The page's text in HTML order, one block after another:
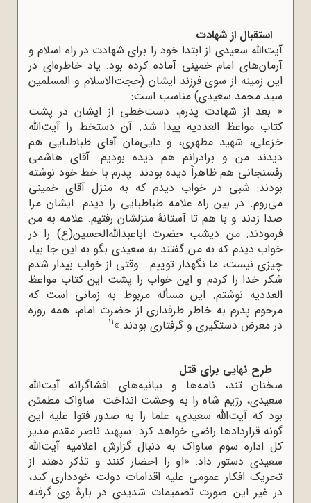
استقبال از شهادت
آیت‌الله سعیدی از ابتدا خود را برای شهادت در راه اسلام و
آرمان‌های امام خمینی آماده کرده بود. یاد خاطره‌ای در
این زمینه از سوی فرزند ایشان (حجت‌الاسلام و المسلمین
سید محمد سعیدی) مناسب است:
« بعد از شهادت پدرم، دست‌خطی از ایشان در پشت
کتاب مواعظ‌ العددیه پیدا شد. آن دستخط را آیت‌الله
خزعلی، شهید مطهری، و دایی‌مان آقای طباطبایی هم
دیدند من و برادرانم هم دیده بودیم. آقای هاشمی
رفسنجانی هم ظاهراً دیده بودند. پدرم با خط خود نوشته
بودند: شبی در خواب دیدم که به منزل آقای خمینی
می‌روم. در بین راه علامه طباطبایی را دیدم. ایشان مرا
صدا زدند و با هم تا آستانۀ منزلشان رفتیم. علامه به من
فرمودند: من دیشب حضرت اباعبدالله‌الحسین(ع) را در
خواب دیدم که به من گفتند به سعیدی بگو به این جا بیا،
چیزی نیست، ما نگهدار توییم… وقتی از خواب بیدار شدم
شکر خدا را کردم و این خواب را پشت این کتاب مواعظ‌
العددیه نوشتم. این مسأله مربوط به زمانی است که
مرحوم پدرم به خاطر طرفداری از حضرت امام، همه روزه
در معرض دستگیری و گرفتاری بودند.»11
طرح نهایی برای قتل
سخنان تند، نامه‌ها و بیانیه‌های افشاگرانه آیت‌الله
سعیدی، رژیم شاه را به وحشت انداخت. ساواک مطمئن
بود که آیت‌الله سعیدی، علما را به صدور فتوا علیه این
گونه قراردادها راضی خواهد کرد. سپهبد ناصر مقدم مدیر
کل اداره سوم ساواک به دنبال گزارش اعلامیه‌ آیت‌الله
سعیدی دستور داد: «او را احضار کنند و تذکر دهند از
تحریک افکار عمومی علیه اقدامات دولت خودداری کند،
در غیر این‌ صورت تصمیمات شدیدی در بارۀ وی گرفته